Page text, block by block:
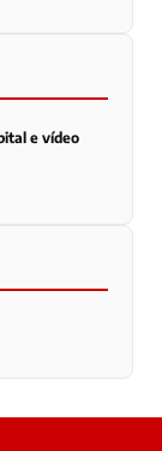
e vídeo